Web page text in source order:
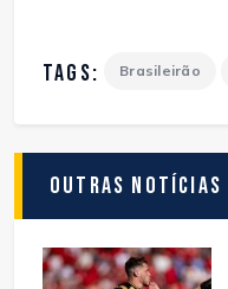
TAGS: Brasileirão
Outras Notícias